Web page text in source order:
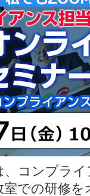
コンプライ
室での研修